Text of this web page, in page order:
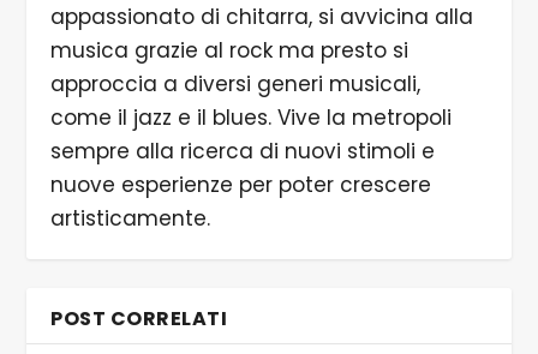
appassionato di chitarra, si avvicina alla
musica grazie al rock ma presto si
approccia a diversi generi musicali,
come il jazz e il blues. Vive la metropoli
sempre alla ricerca di nuovi stimoli e
nuove esperienze per poter crescere
artisticamente.
POST CORRELATI